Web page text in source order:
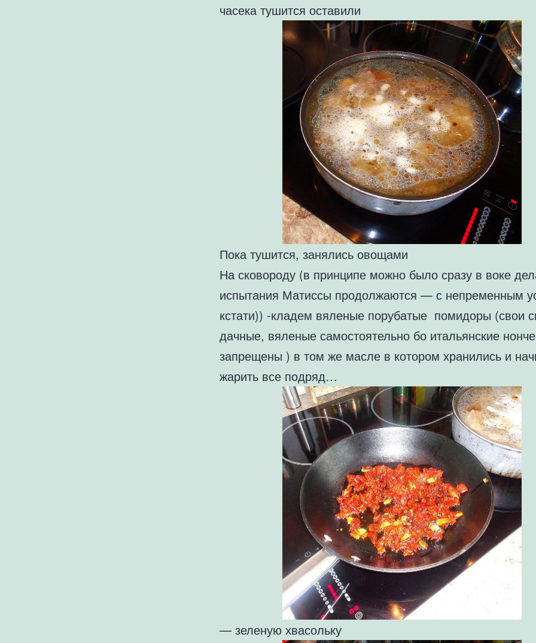
часека тушится оставили
Пока тушится, занялись овощами
На сковороду (в принципе можно было сразу в воке
испытания Матиссы продолжаются — с непременным
кстати)) -кладем вяленые порубатые помидоры (свои
дачные, вяленые самостоятельно бо итальянские нонче
запрещены ) в том же масле в котором хранились и
жарить все подряд…
— зеленую хвасольку